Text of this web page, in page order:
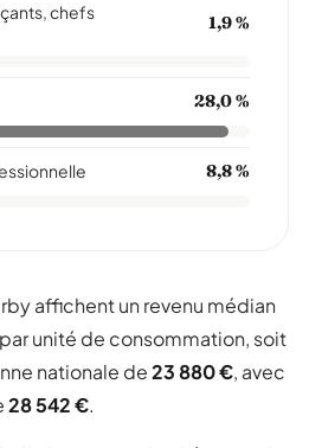
chefs
1,9 %
28,0 %
8,8 %
affichent un revenu médian
par unité de consommation, soit
nationale de23 880 €, avec
28 542 €.